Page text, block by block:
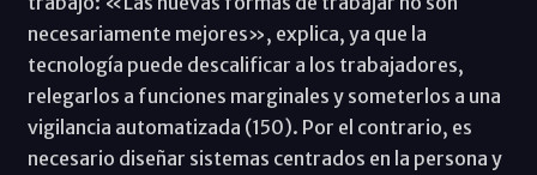
necesariamente mejores», explica, ya que la
tecnología puede descalificar a los trabajadores,
relegarlos a funciones marginales y someterlos a una
vigilancia automatizada (150). Por el contrario, es
necesario diseñar sistemas centrados en la persona y